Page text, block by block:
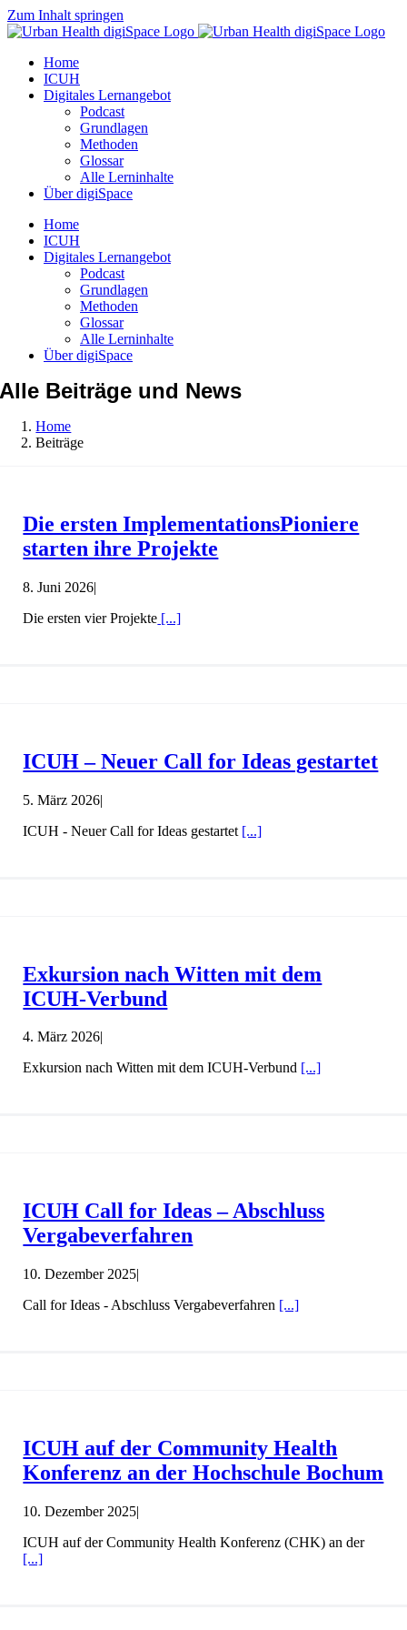
Zum Inhalt springen
Home
ICUH
Digitales Lernangebot
Podcast
Grundlagen
Methoden
Glossar
Alle Lerninhalte
Über digiSpace
Home
ICUH
Digitales Lernangebot
Podcast
Grundlagen
Methoden
Glossar
Alle Lerninhalte
Über digiSpace
Alle Beiträge und News
Home
Beiträge
Die ersten ImplementationsPioniere
starten ihre Projekte
8. Juni 2026|
Die ersten vier Projekte [...]
ICUH – Neuer Call for Ideas gestartet
5. März 2026|
ICUH - Neuer Call for Ideas gestartet [...]
Exkursion nach Witten mit dem
ICUH-Verbund
4. März 2026|
Exkursion nach Witten mit dem ICUH-Verbund [...]
ICUH Call for Ideas – Abschluss
Vergabeverfahren
10. Dezember 2025|
Call for Ideas - Abschluss Vergabeverfahren [...]
ICUH auf der Community Health
Konferenz an der Hochschule Bochum
10. Dezember 2025|
ICUH auf der Community Health Konferenz (CHK) an der
[...]